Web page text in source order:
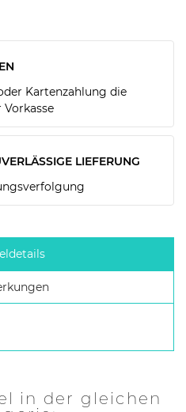
Kartenzahlung die
LIEFERUNG
in der gleichen